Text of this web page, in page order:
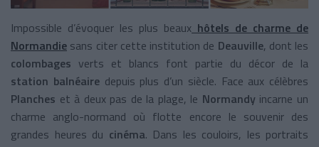
Impossible d’évoquer les plus beaux hôtels de charme de
Normandie sans citer cette institution de Deauville, dont les
colombages verts et blancs font partie du décor de la
station balnéaire depuis plus d’un siècle. Face aux célèbres
Planches et à deux pas de la plage, le Normandy incarne un
charme anglo-normand où flotte encore le souvenir des
grandes heures du cinéma. Dans les couloirs, les portraits